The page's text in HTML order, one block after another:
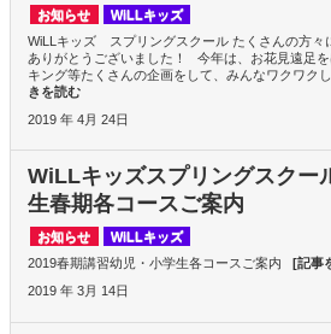
お知らせ
WiLLキッズ
WiLLキッズ スプリングスクール たくさんの方々
ありがとうございました！ 今年は、お花見遠足
キング等たくさんの企画をして、みんなワクワク
きを読む
2019 年 4月 24日
WiLLキッズスプリングスクー
生春期各コースご案内
お知らせ
WiLLキッズ
2019春期講習幼児・小学生各コースご案内 [記事
2019 年 3月 14日